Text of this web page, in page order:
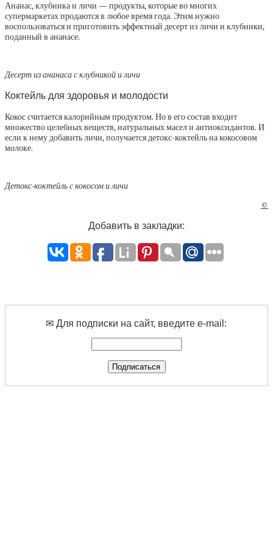
Ананас, клубника и личи — продукты, которые во многих
супермаркетах продаются в любое время года. Этим нужно
воспользоваться и приготовить эффектный десерт из личи и клубники,
поданный в ананасе.
Десерт из ананаса с клубникой и личи
Коктейль для здоровья и молодости
Кокос считается калорийным продуктом. Но в его состав входит
множество целебных веществ, натуральных масел и антиоксидантов. И
если к нему добавить личи, получается детокс-коктейль на кокосовом
молоке.
Детокс-коктейль с кокосом и личи
©
Добавить в закладки:
✉ Для подписки на сайт, введите e-mail: